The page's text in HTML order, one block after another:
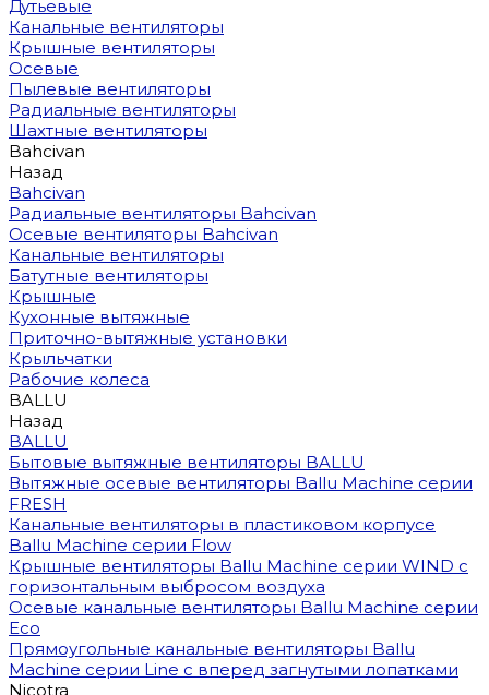
Дутьевые
Канальные вентиляторы
Крышные вентиляторы
Осевые
Пылевые вентиляторы
Радиальные вентиляторы
Шахтные вентиляторы
Bahcivan
Назад
Bahcivan
Радиальные вентиляторы Bahcivan
Осевые вентиляторы Bahcivan
Канальные вентиляторы
Батутные вентиляторы
Крышные
Кухонные вытяжные
Приточно-вытяжные установки
Крыльчатки
Рабочие колеса
BALLU
Назад
BALLU
Бытовые вытяжные вентиляторы BALLU
Вытяжные осевые вентиляторы Ballu Machine серии
FRESH
Канальные вентиляторы в пластиковом корпусе
Ballu Machine серии Flow
Крышные вентиляторы Ballu Machine серии WIND с
горизонтальным выбросом воздуха
Осевые канальные вентиляторы Ballu Machine серии
Eco
Прямоугольные канальные вентиляторы Ballu
Machine серии Line с вперед загнутыми лопатками
Nicotra